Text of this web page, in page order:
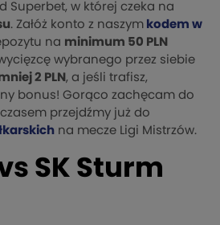
Superbet, w której czeka na
. Załóż konto z naszym kodem w
na minimum 50 PLN
wybranego przez siebie
2 PLN , a jeśli trafisz,
bonus! Gorąco zachęcam do
przejdźmy już do
na mecze Ligi Mistrzów.
SK Sturm